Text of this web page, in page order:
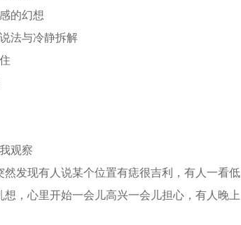
的幻想
法与冷静拆解
观察
发现有人说某个位置有痣很吉利，有人一看低
，心里开始一会儿高兴一会儿担心，有人晚上